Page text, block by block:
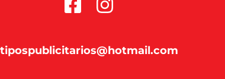
tipospublicitarios@hotmail.com